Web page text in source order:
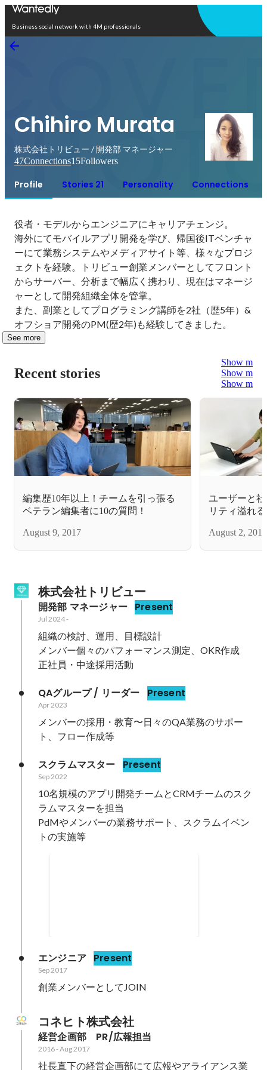
Business social network with 4M professionals
Chihiro Murata
株式会社トリビュー / 開発部 マネージャー
47Connections15Followers
Profile Stories 21 Personality Connections
役者・モデルからエンジニアにキャリアチェンジ。
海外にてモバイルアプリ開発を学び、帰国後ITベンチャ
ーにて業務システムやメディアサイト等、様々なプロジ
ェクトを経験。トリビュー創業メンバーとしてフロント
からサーバー、分析まで幅広く携わり、現在はマネージ
ャーとして開発組織全体を管掌。
また、副業としてプログラミング講師を2社（歴5年）&
オフショア開発のPM(歴2年)も経験してきました。
See more
Recent stories
Show more
Show more
Show more
編集歴10年以上！チームを引っ張る
ベテラン編集者に10の質問！
August 9, 2017
ユーザーと
リティ溢れ
August 2, 2017
株式会社トリビュー
開発部 マネージャー Present
Jul 2024-
組織の検討、運用、目標設計
メンバー個々のパフォーマンス測定、OKR作成
正社員・中途採用活動
QAグループ / リーダー Present
Apr 2023
メンバーの採用・教育〜日々のQA業務のサポー
ト、フロー作成等
スクラムマスター Present
Sep 2022
10名規模のアプリ開発チームとCRMチームのスク
ラムマスターを担当
PdMやメンバーの業務サポート、スクラムイベン
トの実施等
エンジニア Present
Sep 2017
創業メンバーとしてJOIN
コネヒト株式会社
経営企画部　PR/広報担当
2016-Aug 2017
社長直下の経営企画部にて広報やアライアンス業